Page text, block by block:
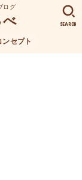
ログ
べ
ンセプト
SEARCH